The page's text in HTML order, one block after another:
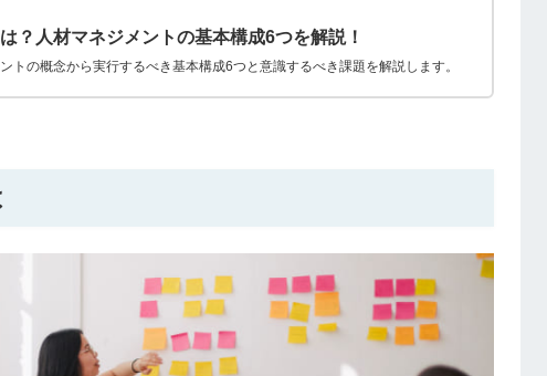
？人材マネジメントの基本構成6つを解説！
トの概念から実行するべき基本構成6つと意識するべき課題を解説します。